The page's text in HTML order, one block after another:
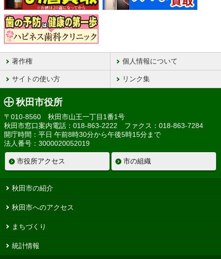
著作権 個人情報について
サイトの使い方 リンク集
秋田市役所
〒010-8560 秋田市山王一丁目1番1号
秋田市窓口案内電話：018-863-2222 ファクス：018-863-7284
開庁時間：平日 午前8時30分から午後5時15分まで
法人番号：3000020052019
市役所アクセス 市の組織
秋田市の紹介
秋田市へのアクセス
まちづくり
統計情報